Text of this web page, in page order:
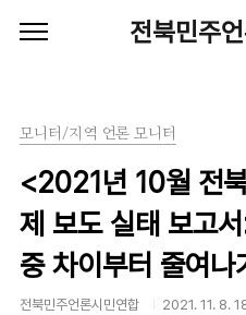
전북민주
모니터/지역 언론 모니터
<2021년 10월 전
제 보도 실태 보고
중 차이부터 줄여나
전북민주언론시민연합 2021. 11. 8.